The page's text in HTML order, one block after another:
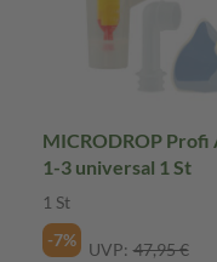
MICRODROP Profi
1-3 universal 1 St
1 St
-7%
UVP: 47,95 €